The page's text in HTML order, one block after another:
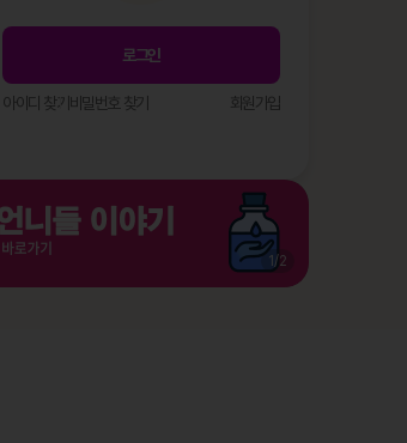
로그인
아이디 찾기 비밀번호 찾기 회원가입
1 /2